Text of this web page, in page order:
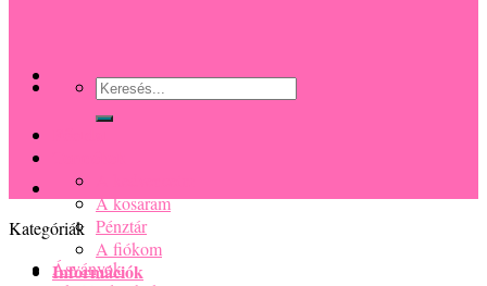
következőre:
Főoldal
Termékek
A fiókom
Információk
Fontos tudnivalók
Mérési útmutató
Kategóriák
Ásványok